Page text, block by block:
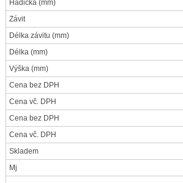
Hadička (mm)
Závit
Délka závitu (mm)
Délka (mm)
Výška (mm)
Cena bez DPH
Cena vč. DPH
Cena bez DPH
Cena vč. DPH
Skladem
Mj